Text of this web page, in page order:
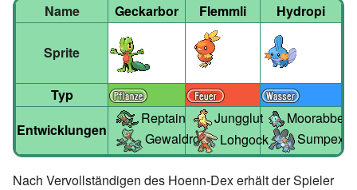
Name Geckarbor Flemmli Hydropi
Sprite
Typ
Entwicklungen
Reptain
Gewaldro
Jungglut
Lohgock
Moorabbel
Sumpex
Nach Vervollständigen des Hoenn-Dex erhält der Spieler